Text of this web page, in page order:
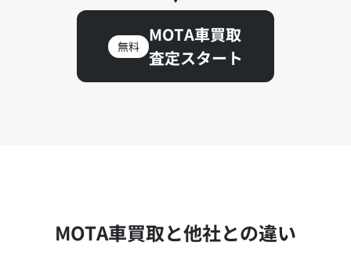
無料
MOTA車買取
査定スタート
MOTA車買取と他社との違い